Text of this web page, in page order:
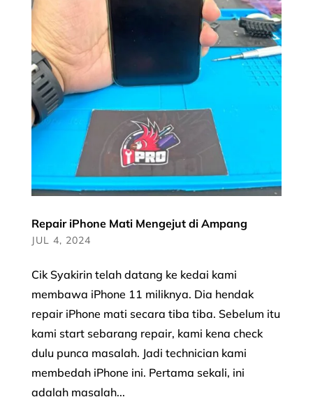
Repair iPhone Mati Mengejut di Ampang
JUL 4, 2024
Cik Syakirin telah datang ke kedai kami
membawa iPhone 11 miliknya. Dia hendak
repair iPhone mati secara tiba tiba. Sebelum itu
kami start sebarang repair, kami kena check
dulu punca masalah. Jadi technician kami
membedah iPhone ini. Pertama sekali, ini
adalah masalah...